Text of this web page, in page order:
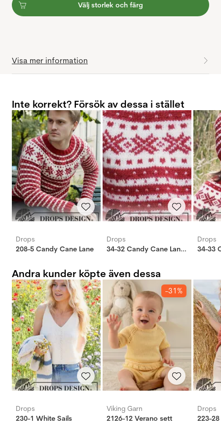
Välj storlek och färg
Visa mer information
Inte korrekt? Försök av dessa i stället
Drops
208-5 Candy Cane Lane
Drops
34-32 Candy Cane Lane Kids
Drops
Andra kunder köpte även dessa
Drops
230-1 White Sails
-31%
Viking Garn
2126-12 Verano sett
Drops
223-